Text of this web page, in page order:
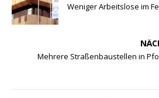
Weniger Arbeitslose im
Mehrere Straßenbaustellen in